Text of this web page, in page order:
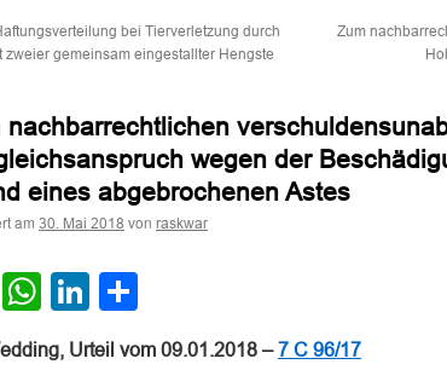
bei Tierverletzung durch
zweier gemeinsam eingestallter Hengste
Zum
nachbarrechtlichen
wegen der
eines abgebrochenen Astes
am 30. Mai 2018 von raskwar
Facebook
WhatsApp
LinkedIn
Urteil vom 09.01.2018 –7 C 96/17